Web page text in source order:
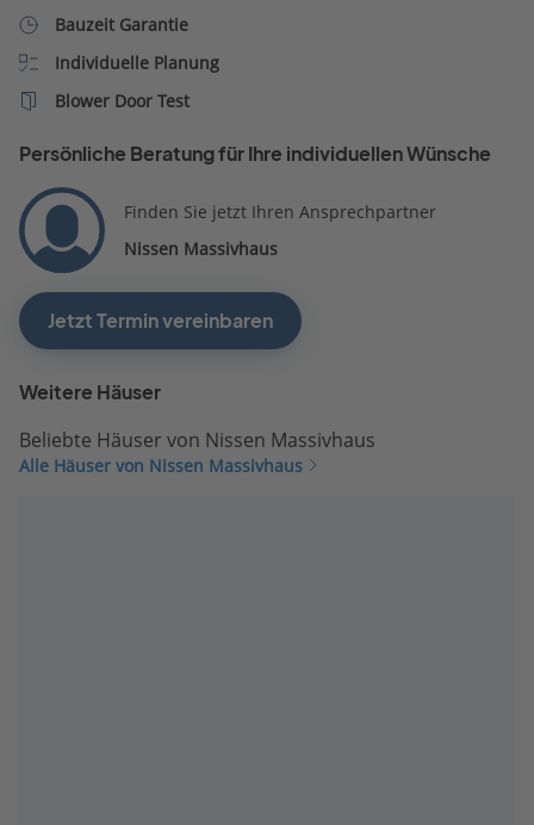
Bauzeit Garantie
Individuelle Planung
Blower Door Test
Persönliche Beratung für Ihre individuellen Wünsche
Finden Sie jetzt Ihren Ansprechpartner
Nissen Massivhaus
Jetzt Termin vereinbaren
Weitere Häuser
Beliebte Häuser von Nissen Massivhaus
Alle Häuser von Nissen Massivhaus